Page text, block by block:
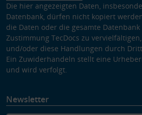
Die hier angezeigten Daten,
Datenbank, dürfen nicht kopiert
die Daten oder die gesamte
Zustimmung TecDocs zu
und/oder diese Handlungen durch
Ein Zuwiderhandeln stellt eine
und wird verfolgt.
Newsletter